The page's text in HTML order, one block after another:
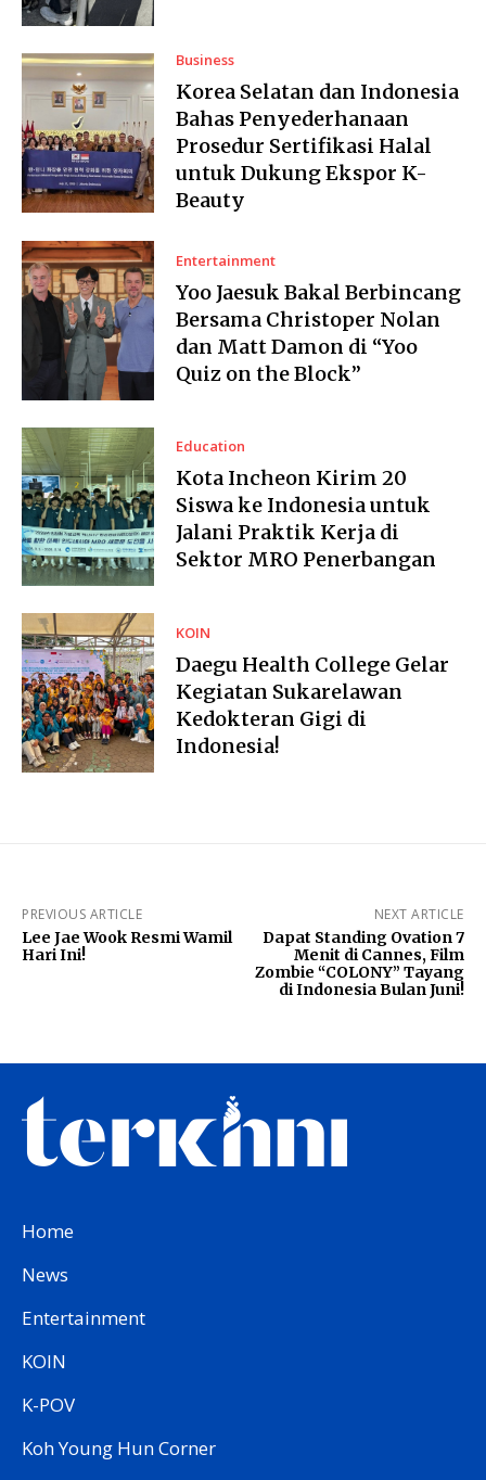
Business
Korea Selatan dan Indonesia
Bahas Penyederhanaan
Prosedur Sertifikasi Halal
untuk Dukung Ekspor K-
Beauty
Entertainment
Yoo Jaesuk Bakal Berbincang
Bersama Christoper Nolan
dan Matt Damon di “Yoo
Quiz on the Block”
Education
Kota Incheon Kirim 20
Siswa ke Indonesia untuk
Jalani Praktik Kerja di
Sektor MRO Penerbangan
KOIN
Daegu Health College Gelar
Kegiatan Sukarelawan
Kedokteran Gigi di
Indonesia!
PREVIOUS ARTICLE
Lee Jae Wook Resmi Wamil
Hari Ini!
NEXT ARTICLE
Dapat Standing Ovation 7
Menit di Cannes, Film
Zombie “COLONY” Tayang
di Indonesia Bulan Juni!
Home
News
Entertainment
KOIN
K-POV
Koh Young Hun Corner